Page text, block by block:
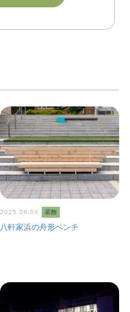
八軒家浜の舟形ベンチ
2025.06.04 装飾